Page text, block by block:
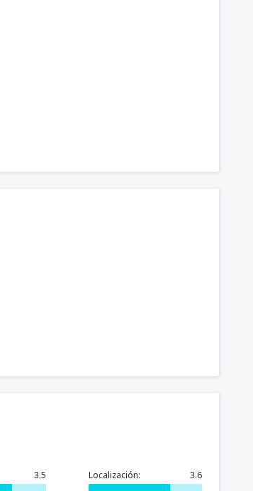
3.5 Localización: 3.6